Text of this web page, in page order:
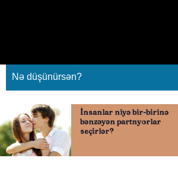
Nə düşünürsən?